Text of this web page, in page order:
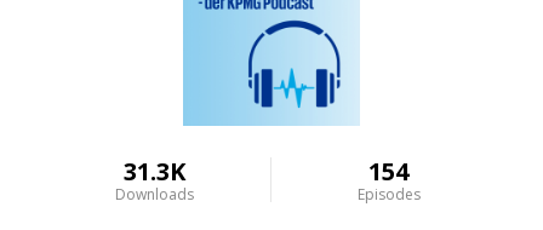
31.3K
Downloads
154
Episodes